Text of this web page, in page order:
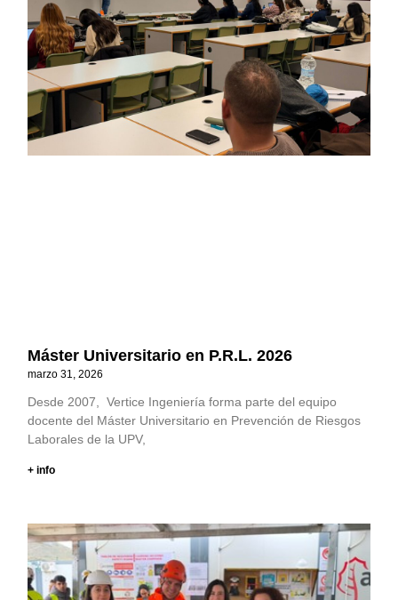
Máster Universitario en P.R.L. 2026
marzo 31, 2026
Desde 2007, Vertice Ingeniería forma parte del equipo
docente del Máster Universitario en Prevención de Riesgos
Laborales de la UPV,
+ info